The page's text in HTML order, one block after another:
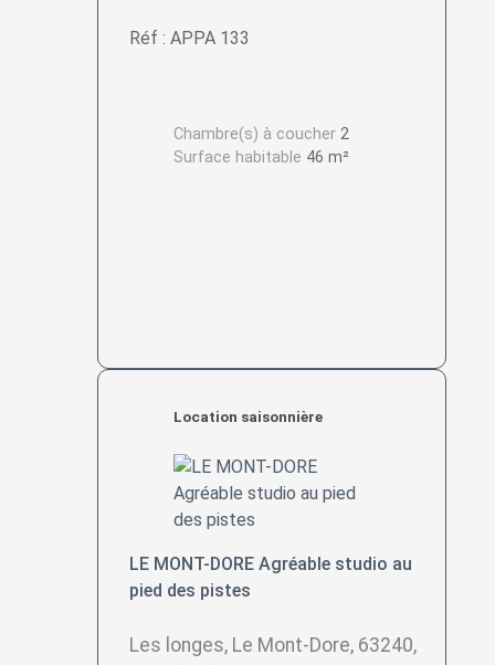
Réf : APPA 133
Chambre(s) à coucher 2
Surface habitable 46 m²
Location saisonnière
LE MONT-DORE Agréable studio au
pied des pistes
Les longes, Le Mont-Dore, 63240,